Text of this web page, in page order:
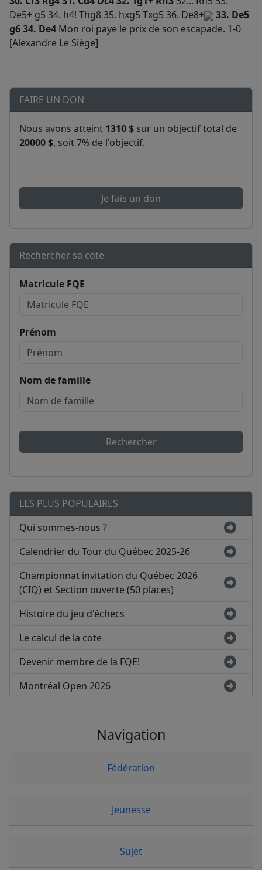
De5+ g5 34. h4! Thg8 35. hxg5 Txg5 36. De8+
33. De5
g6 34. De4 Mon roi paye le prix de son escapade. 1-0
[Alexandre Le Siège]
FAIRE UN DON
Nous avons atteint 1310 $ sur un objectif total de
20000 $, soit 7% de l'objectif.
Je fais un don
Rechercher sa cote
Matricule FQE
Prénom
Nom de famille
Rechercher
LES PLUS POPULAIRES
Qui sommes-nous ?
Calendrier du Tour du Québec 2025-26
Championnat invitation du Québec 2026
(CIQ) et Section ouverte (50 places)
Histoire du jeu d'échecs
Le calcul de la cote
Devenir membre de la FQE!
Montréal Open 2026
Navigation
Fédération
Jeunesse
Sujet